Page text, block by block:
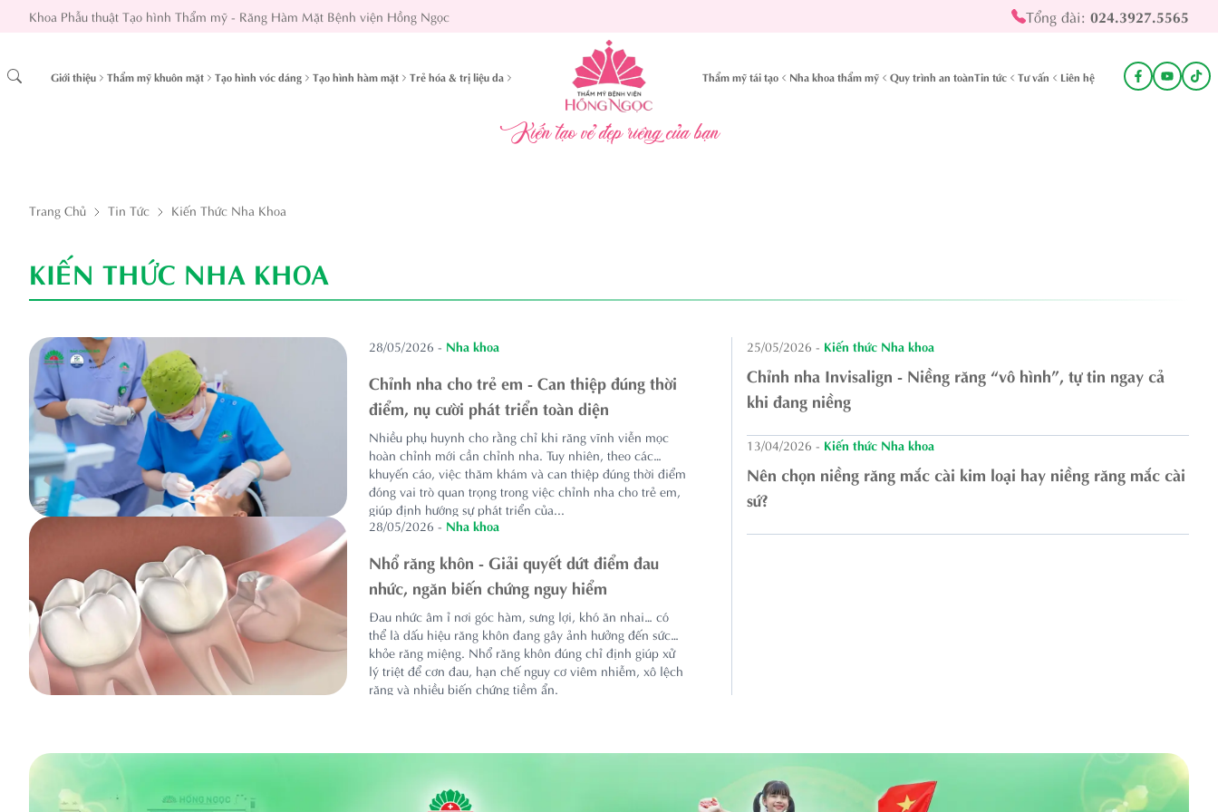
Khoa Phẫu thuật Tạo hình Thẩm mỹ - Răng Hàm Mặt Bệnh viện Hồng Ngọc Tổng đài: 024.3927.5565
Giới thiệu Thẩm mỹ khuôn mặt Tạo hình vóc dáng Tạo hình hàm mặt Trẻ hóa & trị liệu da Thẩm mỹ tái tạo Nha khoa thẩm mỹ Quy trình an toànTin tức Tư vấn Liên hệ
Kiến tạo vẻ đẹp riêng của bạn
Trang Chủ Tin Tức Kiến Thức Nha Khoa
KIẾN THỨC NHA KHOA
28/05/2026 - Nha khoa
Chỉnh nha cho trẻ em - Can thiệp đúng thời
điểm, nụ cười phát triển toàn diện
Nhiều phụ huynh cho rằng chỉ khi răng vĩnh viễn mọc
hoàn chỉnh mới cần chỉnh nha. Tuy nhiên, theo các
khuyến cáo, việc thăm khám và can thiệp đúng thời điểm
đóng vai trò quan trọng trong việc chỉnh nha cho trẻ em,
giúp định hướng sự phát triển của...
28/05/2026 - Nha khoa
Nhổ răng khôn - Giải quyết dứt điểm đau
nhức, ngăn biến chứng nguy hiểm
Đau nhức âm ỉ nơi góc hàm, sưng lợi, khó ăn nhai… có
thể là dấu hiệu răng khôn đang gây ảnh hưởng đến sức
khỏe răng miệng. Nhổ răng khôn đúng chỉ định giúp xử
lý triệt để cơn đau, hạn chế nguy cơ viêm nhiễm, xô lệch
răng và nhiều biến chứng tiềm ẩn.
25/05/2026 - Kiến thức Nha khoa
Chỉnh nha Invisalign - Niềng răng “vô hình”, tự tin ngay cả
khi đang niềng
13/04/2026 - Kiến thức Nha khoa
Nên chọn niềng răng mắc cài kim loại hay niềng răng mắc cài
sứ?